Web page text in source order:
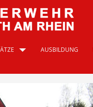
AUSBILDUNG